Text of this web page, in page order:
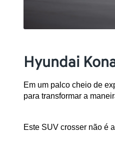
Hyundai
Em um palco cheio de
para transformar a
Este SUV crosser não é